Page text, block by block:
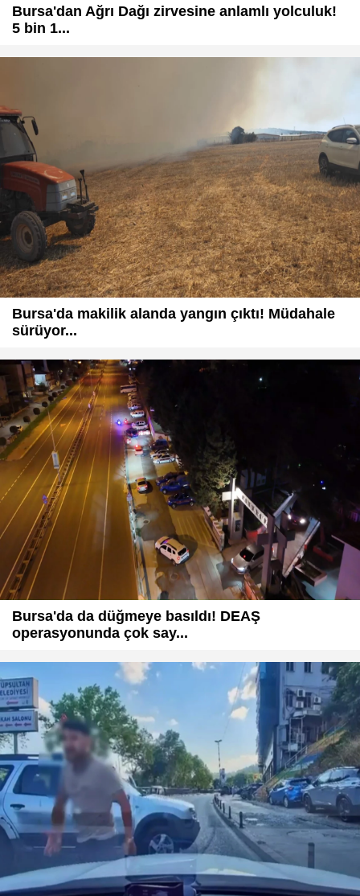
Bursa'dan Ağrı Dağı zirvesine anlamlı yolculuk!
5 bin 1...
Bursa'da makilik alanda yangın çıktı! Müdahale
sürüyor...
Bursa'da da düğmeye basıldı! DEAŞ
operasyonunda çok say...